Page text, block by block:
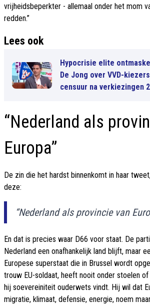
vrijheidsbeperkter - allemaal onder het mom
redden.”
Lees ook
Hypocrisie elite
De Jong over VVD-
censuur na verkiezingen
“Nederland als
Europa”
De zin die het hardst binnenkomt in haar
deze:
“Nederland als provincie van
En dat is precies waar D66 voor staat. De
Nederland een onafhankelijk land blijft, maar
Europese superstaat die in Brussel wordt
trouw EU-soldaat, heeft nooit onder stoelen
hij soevereiniteit ouderwets vindt. Hij wil dat
migratie, klimaat, defensie, energie, noem